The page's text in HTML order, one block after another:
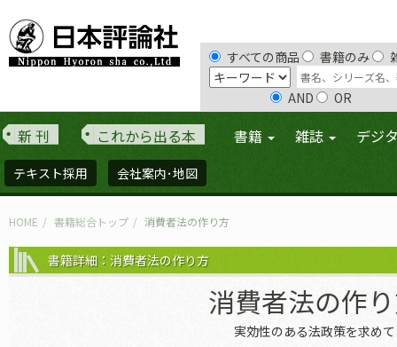
すべての商品 書籍のみ
AND OR
新 刊 これから出る本 書籍 雑誌 デジ
テキスト採用 会社案内･地図
HOME 書籍総合トップ 消費者法の作り方
書籍詳細：消費者法の作り方
消費者法の作
実効性のある法政策を求めて